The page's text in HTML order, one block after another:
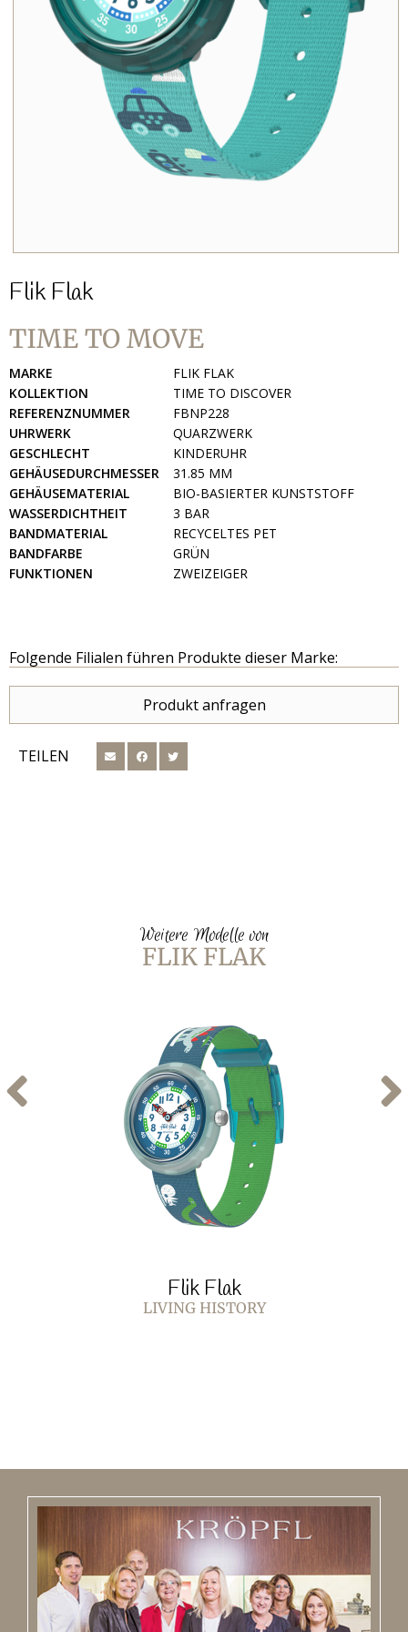
Flik Flak
TIME TO MOVE
MARKE
FLIK FLAK
KOLLEKTION
TIME TO DISCOVER
REFERENZNUMMER
FBNP228
UHRWERK
QUARZWERK
GESCHLECHT
KINDERUHR
GEHÄUSEDURCHMESSER
31.85 MM
GEHÄUSEMATERIAL
BIO-BASIERTER KUNSTSTOFF
WASSERDICHTHEIT
3 BAR
BANDMATERIAL
RECYCELTES PET
BANDFARBE
GRÜN
FUNKTIONEN
ZWEIZEIGER
Folgende Filialen führen Produkte dieser Marke:
Produkt anfragen
TEILEN
Weitere Modelle von
FLIK FLAK
Flik Flak
LIVING HISTORY